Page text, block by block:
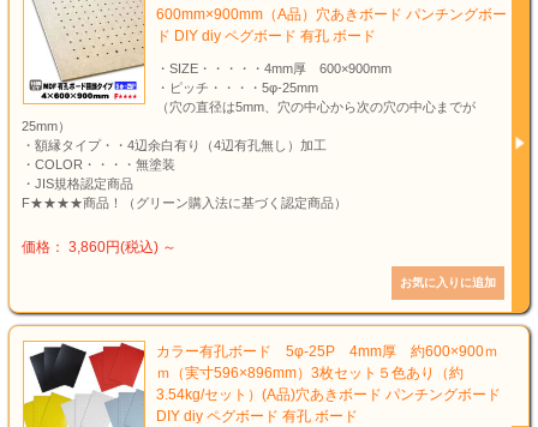
600mm×900mm（A品）穴あきボード パンチングボー
ド DIY diy ペグボード 有孔 ボード
・SIZE・・・・・4mm厚 600×900mm
・ピッチ・・・・5φ-25mm
（穴の直径は5mm、穴の中心から次の穴の中心までが
25mm）
・額縁タイプ・・4辺余白有り（4辺有孔無し）加工
・COLOR・・・・無塗装
・JIS規格認定商品
F★★★★商品！（グリーン購入法に基づく認定商品）
価格： 3,860円(税込) ～
カラー有孔ボード 5φ-25P 4mm厚 約600×900ｍ
ｍ（実寸596×896mm）3枚セット５色あり（約
3.54kg/セット）(A品)穴あきボード パンチングボード
DIY diy ペグボード 有孔 ボード